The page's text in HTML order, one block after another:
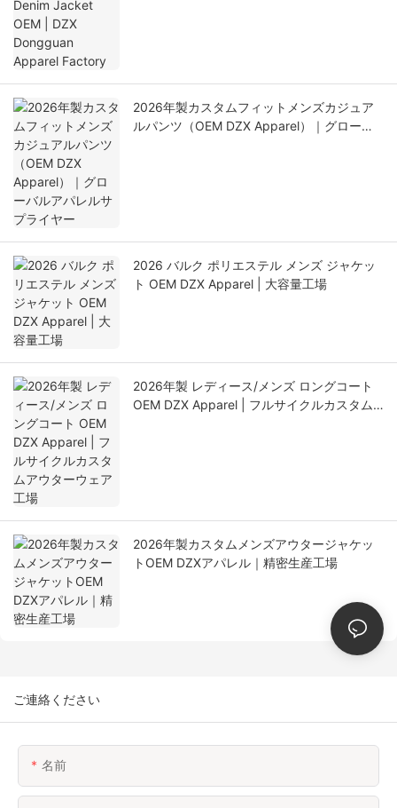
2026年製カスタムフィットメンズカジュア
ルパンツ（OEM DZX Apparel）｜グローバ
2026 バルク ポリエステル メンズ ジャケッ
ト OEM DZX Apparel | 大容量工場
2026年製 レディース/メンズ ロングコート
OEM DZX Apparel | フルサイクルカスタム
2026年製カスタムメンズアウタージャケッ
トOEM DZXアパレル｜精密生産工場
ご連絡ください
名前